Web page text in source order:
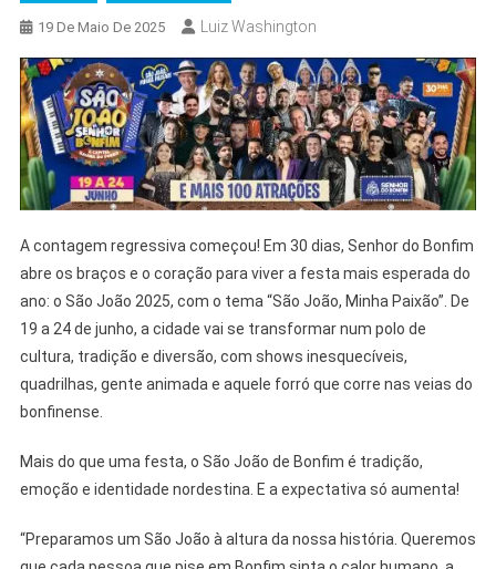
19 De Maio De 2025 Luiz Washington
A contagem regressiva começou! Em 30 dias, Senhor do Bonfim
abre os braços e o coração para viver a festa mais esperada do
ano: o São João 2025, com o tema “São João, Minha Paixão”. De
19 a 24 de junho, a cidade vai se transformar num polo de
cultura, tradição e diversão, com shows inesquecíveis,
quadrilhas, gente animada e aquele forró que corre nas veias do
bonfinense.
Mais do que uma festa, o São João de Bonfim é tradição,
emoção e identidade nordestina. E a expectativa só aumenta!
“Preparamos um São João à altura da nossa história. Queremos